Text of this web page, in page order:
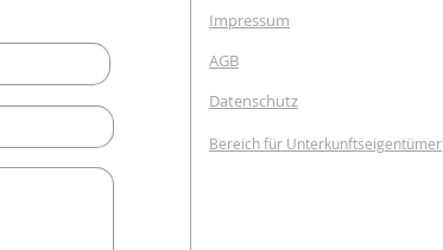
Impressum
AGB
Datenschutz
Bereich für Unterkunftseigentümer